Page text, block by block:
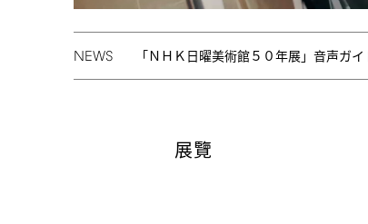
NEWS 「ＮＨＫ日曜美術館５０年展」音声ガ
展覽